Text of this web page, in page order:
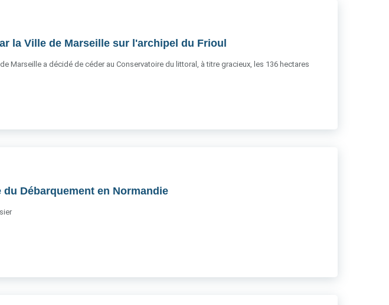
la Ville de Marseille sur l'archipel du Frioul
Marseille a décidé de céder au Conservatoire du littoral, à titre gracieux, les 136 hectares
du Débarquement en Normandie